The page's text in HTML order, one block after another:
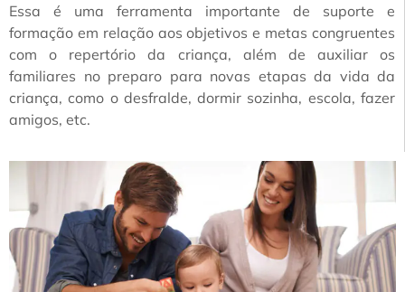
Essa é uma ferramenta importante de suporte e
formação em relação aos objetivos e metas congruentes
com o repertório da criança, além de auxiliar os
familiares no preparo para novas etapas da vida da
criança, como o desfralde, dormir sozinha, escola, fazer
amigos, etc.